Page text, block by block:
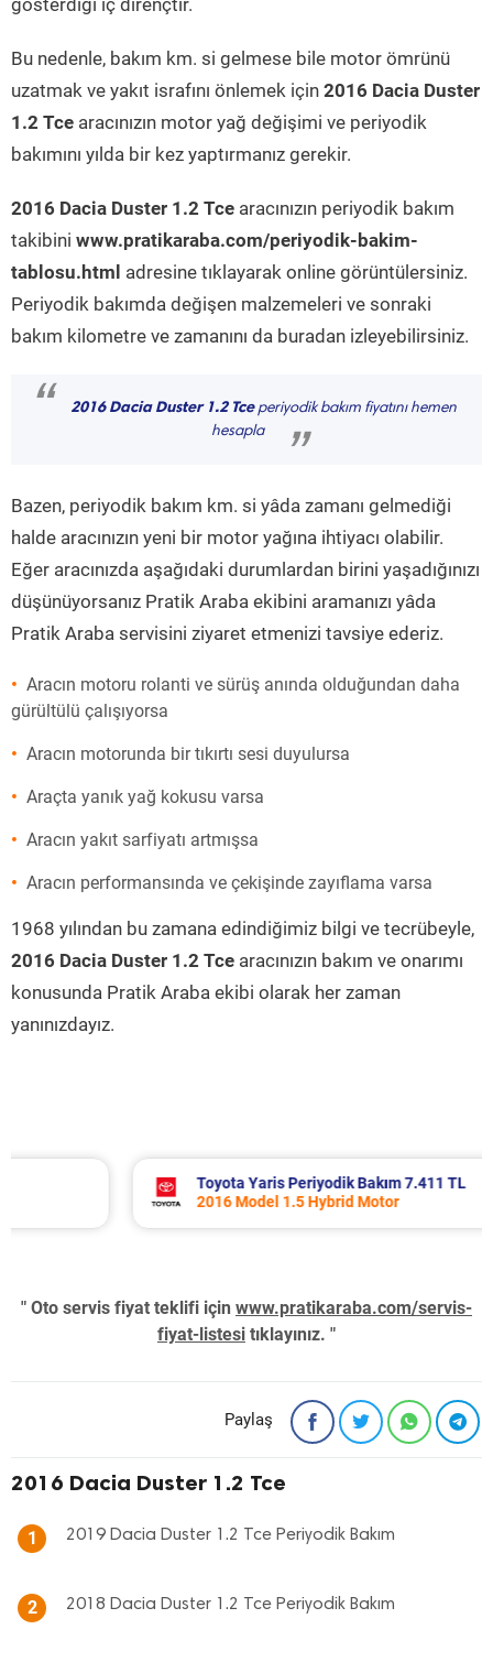
gösterdiği iç dirençtir.
Bu nedenle, bakım km. si gelmese bile motor ömrünü
uzatmak ve yakıt israfını önlemek için 2016 Dacia Duster
1.2 Tce aracınızın motor yağ değişimi ve periyodik
bakımını yılda bir kez yaptırmanız gerekir.
2016 Dacia Duster 1.2 Tce aracınızın periyodik bakım
takibini www.pratikaraba.com/periyodik-bakim-
tablosu.html adresine tıklayarak online görüntülersiniz.
Periyodik bakımda değişen malzemeleri ve sonraki
bakım kilometre ve zamanını da buradan izleyebilirsiniz.
“ 2016 Dacia Duster 1.2 Tceperiyodik bakım fiyatını hemen
hesapla
”
Bazen, periyodik bakım km. si yâda zamanı gelmediği
halde aracınızın yeni bir motor yağına ihtiyacı olabilir.
Eğer aracınızda aşağıdaki durumlardan birini yaşadığınızı
düşünüyorsanız Pratik Araba ekibini aramanızı yâda
Pratik Araba servisini ziyaret etmenizi tavsiye ederiz.
Aracın motoru rolanti ve sürüş anında olduğundan daha
gürültülü çalışıyorsa
Aracın motorunda bir tıkırtı sesi duyulursa
Araçta yanık yağ kokusu varsa
Aracın yakıt sarfiyatı artmışsa
Aracın performansında ve çekişinde zayıflama varsa
1968 yılından bu zamana edindiğimiz bilgi ve tecrübeyle,
2016 Dacia Duster 1.2 Tce aracınızın bakım ve onarımı
konusunda Pratik Araba ekibi olarak her zaman
yanınızdayız.
Toyota Yaris Periyodik Bakım 7.411 TL
2016 Model 1.5 Hybrid Motor
" Oto servis fiyat teklifi için www.pratikaraba.com/servis-
fiyat-listesi tıklayınız. "
Paylaş
2016 Dacia Duster 1.2 Tce
1 2019 Dacia Duster 1.2 Tce Periyodik Bakım
2 2018 Dacia Duster 1.2 Tce Periyodik Bakım